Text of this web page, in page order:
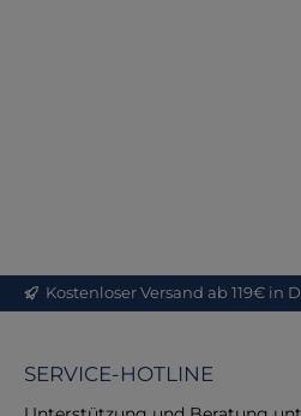
Kostenloser Versand ab 119€ in
SERVICE-HOTLINE